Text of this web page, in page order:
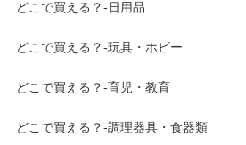
どこで買える？-日用品
どこで買える？-玩具・ホビー
どこで買える？-育児・教育
どこで買える？-調理器具・食器類